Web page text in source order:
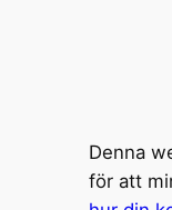
Denna
för att